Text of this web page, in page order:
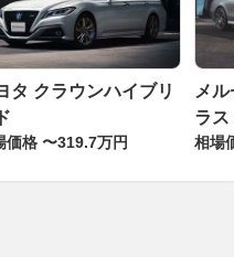
タ クラウンハイブリ
価格 〜319.7万円
メ
ラス
相場